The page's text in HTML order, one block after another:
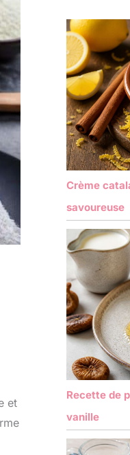
et
Crème
savoureuse
Recette de
vanille